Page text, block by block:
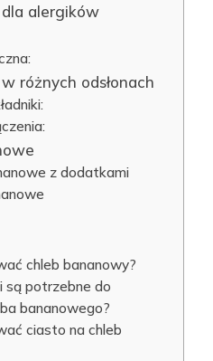
alergików
różnych odsłonach
z dodatkami
chleb bananowy?
są potrzebne do
bananowego?
ciasto na chleb